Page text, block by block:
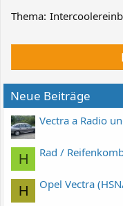
Thema:
Neue Beiträge
Vectra a Radio
H Rad /
H Opel Vectra